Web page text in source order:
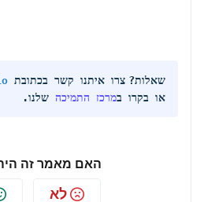
שאלות? צרו איתנו קשר בכתובת
או בקרו במרכז התמיכה שלנו.
האם מאמר זה
לא